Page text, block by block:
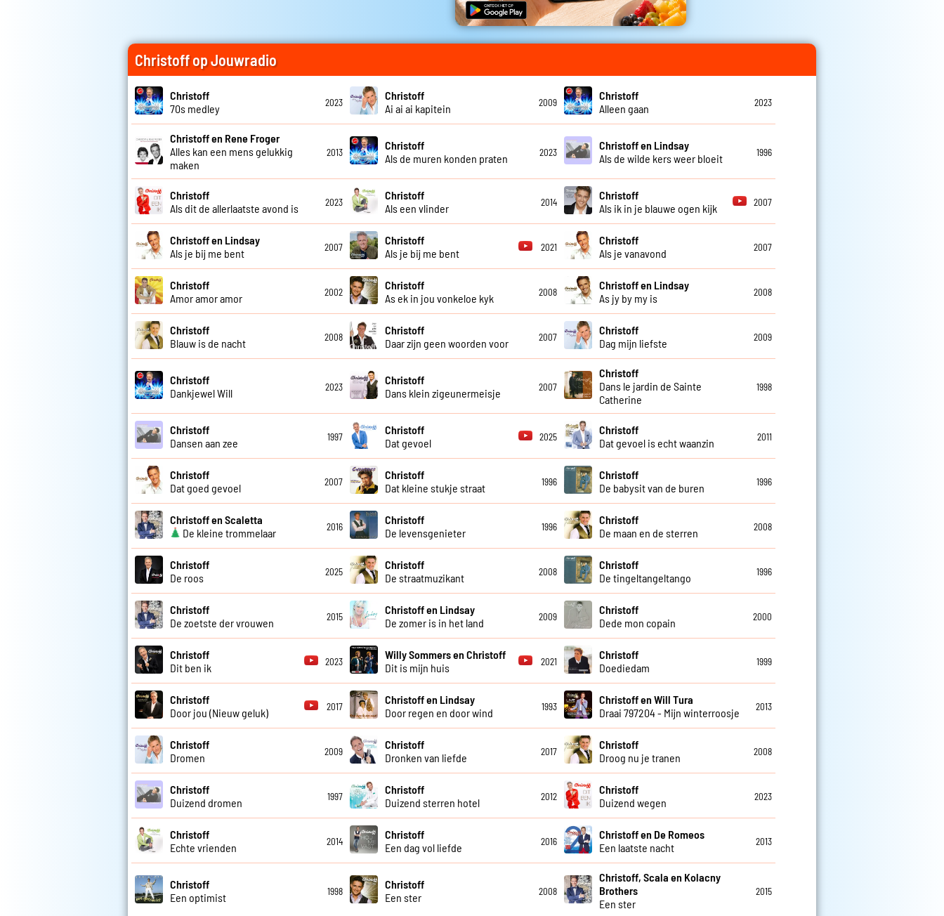
Christoff op Jouwradio
Christoff
70s medley
2023
Christoff
Ai ai ai kapitein
2009
Christoff
Alleen gaan
2023
Christoff en Rene Froger
Alles kan een mens gelukkig
maken
2013
Christoff
Als de muren konden praten
2023
Christoff en Lindsay
Als de wilde kers weer bloeit
1996
Christoff
Als dit de allerlaatste avond is
2023
Christoff
Als een vlinder
2014
Christoff
Als ik in je blauwe ogen kijk
2007
Christoff en Lindsay
Als je bij me bent
2007
Christoff
Als je bij me bent
2021
Christoff
Als je vanavond
2007
Christoff
Amor amor amor
2002
Christoff
As ek in jou vonkeloe kyk
2008
Christoff en Lindsay
As jy by my is
2008
Christoff
Blauw is de nacht
2008
Christoff
Daar zijn geen woorden voor
2007
Christoff
Dag mijn liefste
2009
Christoff
Dankjewel Will
2023
Christoff
Dans klein zigeunermeisje
2007
Christoff
Dans le jardin de Sainte
Catherine
1998
Christoff
Dansen aan zee
1997
Christoff
Dat gevoel
2025
Christoff
Dat gevoel is echt waanzin
2011
Christoff
Dat goed gevoel
2007
Christoff
Dat kleine stukje straat
1996
Christoff
De babysit van de buren
1996
Christoff en Scaletta
De kleine trommelaar
2016
Christoff
De levensgenieter
1996
Christoff
De maan en de sterren
2008
Christoff
De roos
2025
Christoff
De straatmuzikant
2008
Christoff
De tingeltangeltango
1996
Christoff
De zoetste der vrouwen
2015
Christoff en Lindsay
De zomer is in het land
2009
Christoff
Dede mon copain
2000
Christoff
Dit ben ik
2023
Willy Sommers en Christoff
Dit is mijn huis
2021
Christoff
Doediedam
1999
Christoff
Door jou (Nieuw geluk)
2017
Christoff en Lindsay
Door regen en door wind
1993
Christoff en Will Tura
Draai 797204 - Mijn winterroosje
2013
Christoff
Dromen
2009
Christoff
Dronken van liefde
2017
Christoff
Droog nu je tranen
2008
Christoff
Duizend dromen
1997
Christoff
Duizend sterren hotel
2012
Christoff
Duizend wegen
2023
Christoff
Echte vrienden
2014
Christoff
Een dag vol liefde
2016
Christoff en De Romeos
Een laatste nacht
2013
Christoff
Een optimist
1998
Christoff
Een ster
2008
Christoff, Scala en Kolacny
Brothers
Een ster
2015